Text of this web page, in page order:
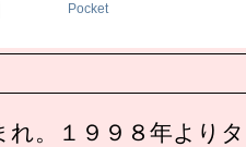
Pocket
れ。１９９８年より